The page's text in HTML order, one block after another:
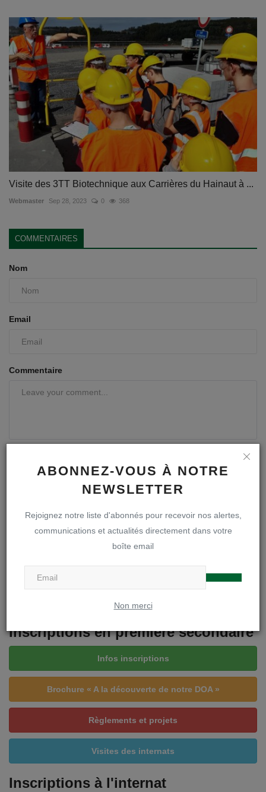
ABONNEZ-VOUS À NOTRE
NEWSLETTER
Rejoignez notre liste d'abonnés pour recevoir nos alertes,
communications et actualités directement dans votre
boîte email
Non merci
Visite des 3TT Biotechnique aux Carrières du Hainaut à ...
Webmaster Sep 28, 2023 0 368
COMMENTAIRES
Nom
Email
Commentaire
A LA UNE
Inscriptions en première secondaire
Infos inscriptions
Brochure « A la découverte de notre DOA »
Règlements et projets
Visites des internats
Inscriptions à l'internat